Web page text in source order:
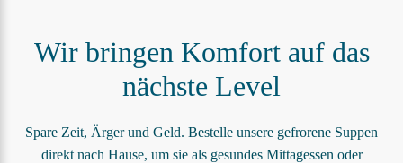
Wir bringen Komfort auf das
nächste Level
Spare Zeit, Ärger und Geld. Bestelle unsere gefrorene Suppen
direkt nach Hause, um sie als gesundes Mittagessen oder